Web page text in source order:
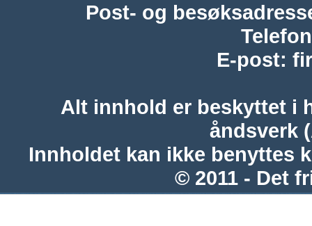
Post- og
Telefon
E-post:
Alt innhold er beskyttet i
åndsverk
Innholdet kan ikke benyttes
© 2011 - Det